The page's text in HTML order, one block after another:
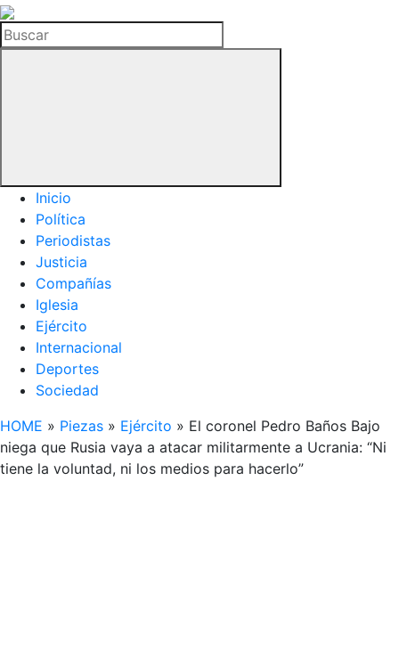
La
Hemeroteca
del
Buscar
Inicio
Política
Periodistas
Justicia
Compañías
Iglesia
Ejército
Internacional
Deportes
Sociedad
HOME » Piezas » Ejército » El coronel Pedro Baños Bajo
niega que Rusia vaya a atacar militarmente a Ucrania: “Ni
tiene la voluntad, ni los medios para hacerlo”